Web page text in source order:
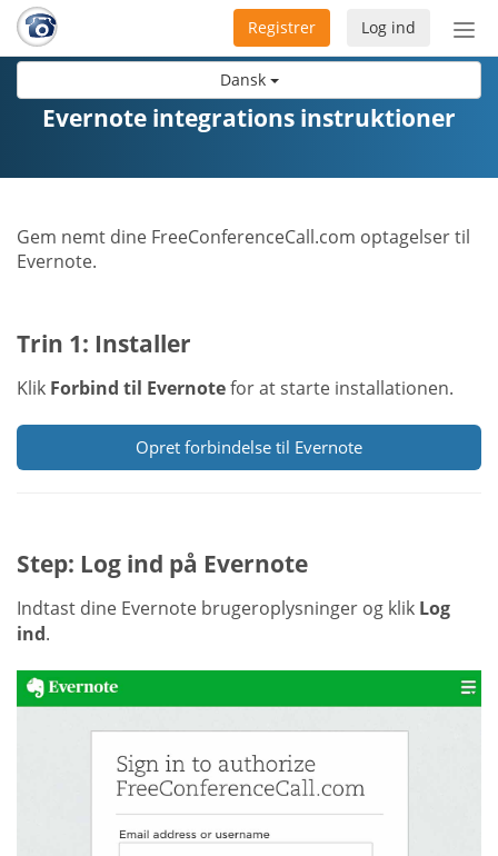
Dansk
Slå
Log ind
Registrer
Evernote integrations instruktioner
Gem nemt dine FreeConferenceCall.com optagelser til
Evernote.
Trin 1: Installer
Klik Forbind til Evernotefor at starte installationen.
Opret forbindelse til Evernote
Step: Log ind på Evernote
Indtast dine Evernote brugeroplysninger og klik Log
ind.